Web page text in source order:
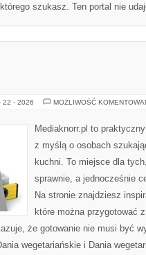
szukasz. Ten portal nie
22 - 2026 MOŻLIWOŚĆ
Mediaknorr.pl to
z myślą o osobach
kuchni. To miejsce dla
sprawnie, a jednocześnie
Na stronie znajdziesz
które można przygotować
że gotowanie nie musi być
wegetariańskie i Dania